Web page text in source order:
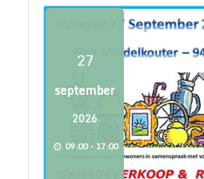
27
september
2026
09:00 - 17:00